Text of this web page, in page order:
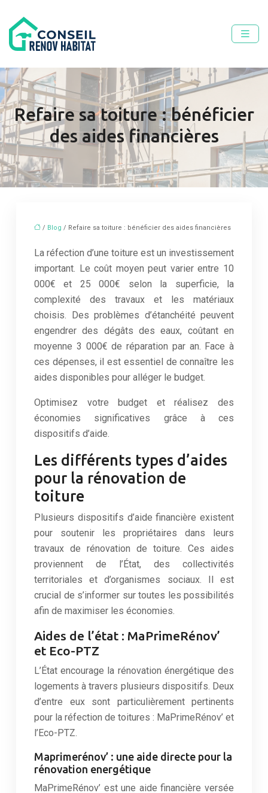
Refaire sa toiture : bénéficier
des aides financières
/ Blog / Refaire sa toiture : bénéficier des aides financières
La réfection d’une toiture est un investissement
important. Le coût moyen peut varier entre 10
000€ et 25 000€ selon la superficie, la
complexité des travaux et les matériaux
choisis. Des problèmes d’étanchéité peuvent
engendrer des dégâts des eaux, coûtant en
moyenne 3 000€ de réparation par an. Face à
ces dépenses, il est essentiel de connaître les
aides disponibles pour alléger le budget.
Optimisez votre budget et réalisez des
économies significatives grâce à ces
dispositifs d’aide.
Les différents types d’aides
pour la rénovation de
toiture
Plusieurs dispositifs d’aide financière existent
pour soutenir les propriétaires dans leurs
travaux de rénovation de toiture. Ces aides
proviennent de l’État, des collectivités
territoriales et d’organismes sociaux. Il est
crucial de s’informer sur toutes les possibilités
afin de maximiser les économies.
Aides de l’état : MaPrimeRénov’
et Eco-PTZ
L’État encourage la rénovation énergétique des
logements à travers plusieurs dispositifs. Deux
d’entre eux sont particulièrement pertinents
pour la réfection de toitures : MaPrimeRénov’ et
l’Eco-PTZ.
Maprimerénov’ : une aide directe pour la
rénovation energétique
MaPrimeRénov’ est une aide financière versée